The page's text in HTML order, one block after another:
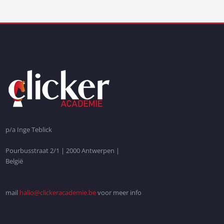
p/a Inge Teblick
Pourbusstraat 2/1 | 2000 Antwerpen |
België
mail hallo@clickeracademie.bevoor meer info